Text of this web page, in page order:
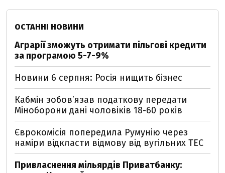
ОСТАННІ НОВИНИ
Аграрії зможуть отримати пільгові кредити
за програмою 5-7-9%
Новини 6 серпня: Росія нищить бізнес
Кабмін зобовʼязав податкову передати
Міноборони дані чоловіків 18-60 років
Єврокомісія попередила Румунію через
наміри відкласти відмову від вугільних ТЕС
Привласнення мільярдів Приватбанку: